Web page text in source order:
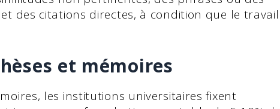
des citations directes, à condition que le travail
et mémoires
les institutions universitaires fixent